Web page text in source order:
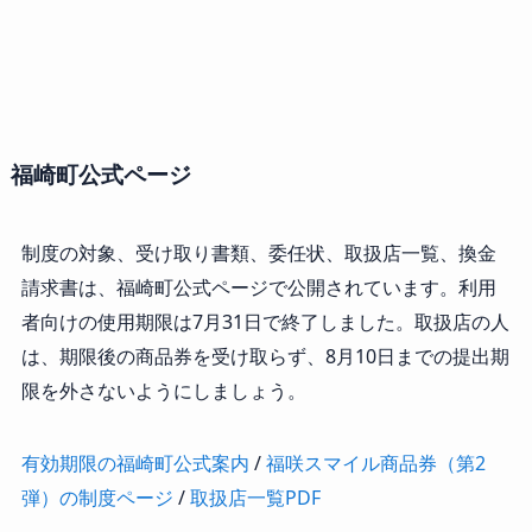
福崎町公式ページ
制度の対象、受け取り書類、委任状、取扱店一覧、換金
請求書は、福崎町公式ページで公開されています。利用
者向けの使用期限は7月31日で終了しました。取扱店の人
は、期限後の商品券を受け取らず、8月10日までの提出期
限を外さないようにしましょう。
有効期限の福崎町公式案内 /福咲スマイル商品券（第2
弾）の制度ページ /取扱店一覧PDF